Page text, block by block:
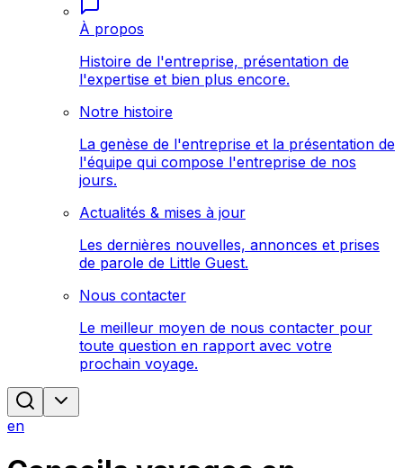
À propos
Histoire de l'entreprise, présentation de
l'expertise et bien plus encore.
Notre histoire
La genèse de l'entreprise et la présentation de
l'équipe qui compose l'entreprise de nos
jours.
Actualités & mises à jour
Les dernières nouvelles, annonces et prises
de parole de Little Guest.
Nous contacter
Le meilleur moyen de nous contacter pour
toute question en rapport avec votre
prochain voyage.
en